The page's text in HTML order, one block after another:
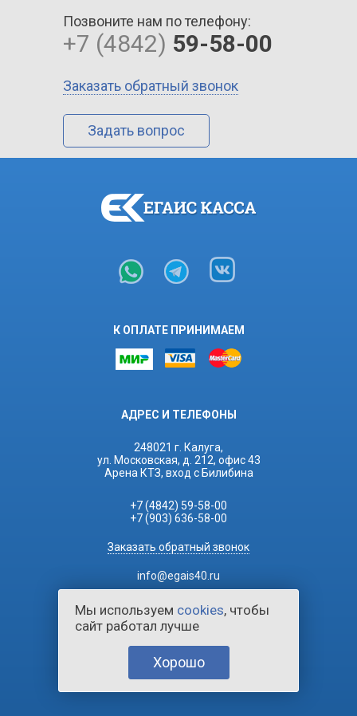
Позвоните нам по телефону:
+7 (4842) 59-58-00
Заказать обратный звонок
Задать вопрос
К ОПЛАТЕ ПРИНИМАЕМ
АДРЕС И ТЕЛЕФОНЫ
248021 г. Калуга,
ул. Московская, д. 212, офис 43
Арена КТЗ, вход с Билибина
+7 (4842) 59-58-00
+7 (903) 636-58-00
Заказать обратный звонок
info@egais40.ru
2026 © ЕГАИС Касса.
Все права защищены.
Мы используем cookies, чтобы
сайт работал лучше
Хорошо